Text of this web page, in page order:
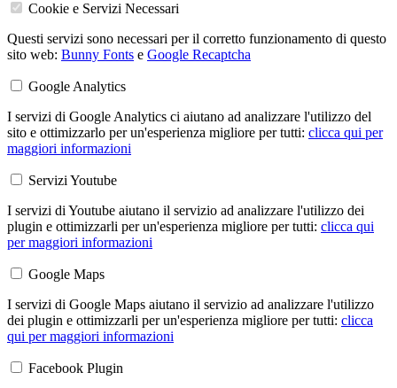
Cookie e Servizi Necessari
Questi servizi sono necessari per il corretto funzionamento di questo
sito web: Bunny Fonts e Google Recaptcha
Google Analytics
I servizi di Google Analytics ci aiutano ad analizzare l'utilizzo del
sito e ottimizzarlo per un'esperienza migliore per tutti: clicca qui per
maggiori informazioni
Servizi Youtube
I servizi di Youtube aiutano il servizio ad analizzare l'utilizzo dei
plugin e ottimizzarli per un'esperienza migliore per tutti: clicca qui
per maggiori informazioni
Google Maps
I servizi di Google Maps aiutano il servizio ad analizzare l'utilizzo
dei plugin e ottimizzarli per un'esperienza migliore per tutti: clicca
qui per maggiori informazioni
Facebook Plugin